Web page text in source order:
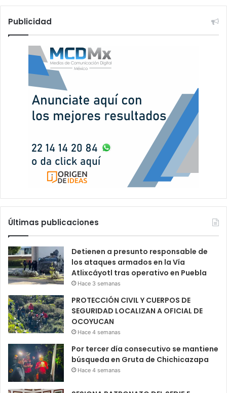
Publicidad
Últimas publicaciones
Detienen a presunto responsable de
los ataques armados en la Vía
Atlixcáyotl tras operativo en Puebla
Hace 3 semanas
PROTECCIÓN CIVIL Y CUERPOS DE
SEGURIDAD LOCALIZAN A OFICIAL DE
OCOYUCAN
Hace 4 semanas
Por tercer día consecutivo se mantiene
búsqueda en Gruta de Chichicazapa
Hace 4 semanas